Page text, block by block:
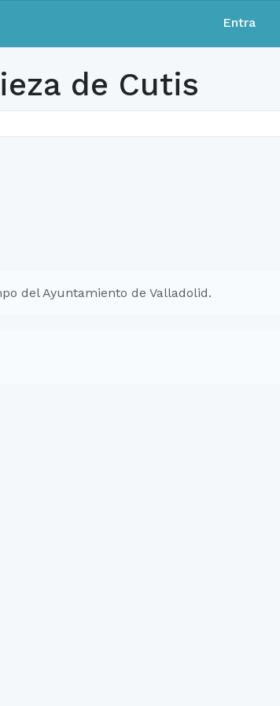
Entra
de Cutis
del Ayuntamiento de Valladolid.